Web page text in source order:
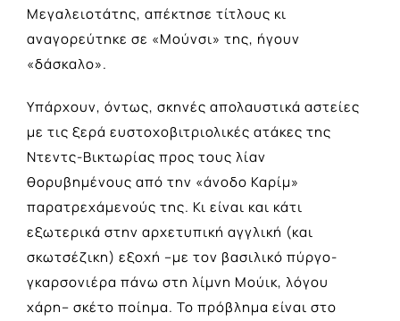
Μεγαλειοτάτης, απέκτησε τίτλους κι
αναγορεύτηκε σε «Μούνσι» της, ήγουν
«δάσκαλο».
Υπάρχουν, όντως, σκηνές απολαυστικά αστείες
με τις ξερά ευστοχοβιτριολικές ατάκες της
Ντεντς-Βικτωρίας προς τους λίαν
θορυβημένους από την «άνοδο Καρίμ»
παρατρεχάμενούς της. Κι είναι και κάτι
εξωτερικά στην αρχετυπική αγγλική (και
σκωτσέζικη) εξοχή –με τον βασιλικό πύργο-
γκαρσονιέρα πάνω στη λίμνη Μούικ, λόγου
χάρη– σκέτο ποίημα. Το πρόβλημα είναι στο